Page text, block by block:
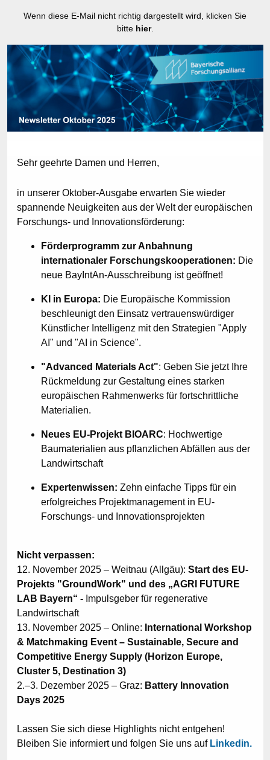
Wenn diese E-Mail nicht richtig dargestellt wird, klicken Sie
bitte hier.
Sehr geehrte Damen und Herren,
in unserer Oktober-Ausgabe erwarten Sie wieder
spannende Neuigkeiten aus der Welt der europäischen
Forschungs- und Innovationsförderung:
Förderprogramm zur Anbahnung
internationaler Forschungskooperationen: Die
neue BayIntAn-Ausschreibung ist geöffnet!
KI in Europa: Die Europäische Kommission
beschleunigt den Einsatz vertrauenswürdiger
Künstlicher Intelligenz mit den Strategien "Apply
AI" und "AI in Science".
"Advanced Materials Act": Geben Sie jetzt Ihre
Rückmeldung zur Gestaltung eines starken
europäischen Rahmenwerks für fortschrittliche
Materialien.
Neues EU-Projekt BIOARC: Hochwertige
Baumaterialien aus pflanzlichen Abfällen aus der
Landwirtschaft
Expertenwissen: Zehn einfache Tipps für ein
erfolgreiches Projektmanagement in EU-
Forschungs- und Innovationsprojekten
Nicht verpassen:
12. November 2025 – Weitnau (Allgäu): Start des EU-
Projekts "GroundWork" und des „AGRI FUTURE
LAB Bayern“ -Impulsgeber für regenerative
Landwirtschaft
13. November 2025 – Online: International Workshop
& Matchmaking Event – Sustainable, Secure and
Competitive Energy Supply (Horizon Europe,
Cluster 5, Destination 3)
2.–3. Dezember 2025 – Graz: Battery Innovation
Days 2025
Lassen Sie sich diese Highlights nicht entgehen!
Bleiben Sie informiert und folgen Sie uns auf Linkedin.